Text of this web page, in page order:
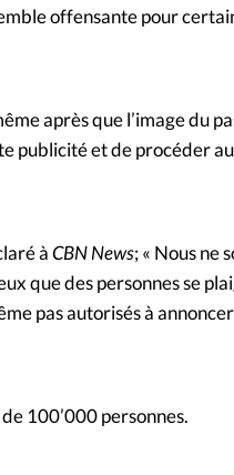
offensante pour
après que l’image du
publicité et de procéder au
àCBN News; « Nous ne
que des personnes se
pas autorisés à annoncer
100’000 personnes.